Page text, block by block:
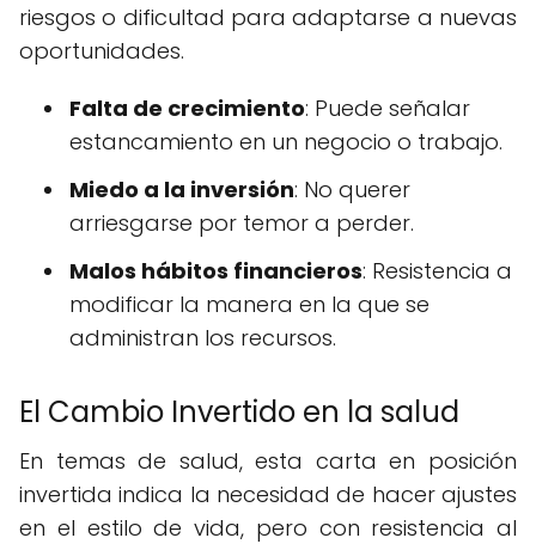
riesgos o dificultad para adaptarse a nuevas
oportunidades.
Falta de crecimiento: Puede señalar
estancamiento en un negocio o trabajo.
Miedo a la inversión: No querer
arriesgarse por temor a perder.
Malos hábitos financieros: Resistencia a
modificar la manera en la que se
administran los recursos.
El Cambio Invertido en la salud
En temas de salud, esta carta en posición
invertida indica la necesidad de hacer ajustes
en el estilo de vida, pero con resistencia al